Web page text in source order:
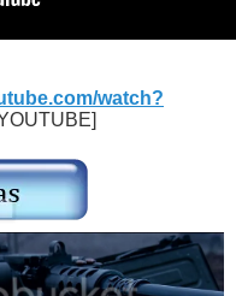
watch?